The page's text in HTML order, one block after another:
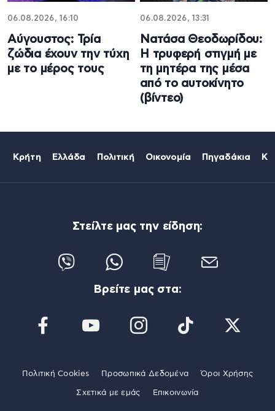
06.08.2026, 16:10
Αύγουστος: Τρία
ζώδια έχουν την τύχη
με το μέρος τους
06.08.2026, 13:31
Νατάσα Θεοδωρίδου:
Η τρυφερή στιγμή με
τη μητέρα της μέσα
από το αυτοκίνητο
(βίντεο)
Κρήτη Ελλάδα Πολιτική Οικονομία Πηγαδάκια
Στείλτε μας την είδηση:
Βρείτε μας στα:
Πολιτική Cookies Προσωπικά Δεδομένα Όροι Χρήσης
Σχετικά με εμάς Επικοινωνία